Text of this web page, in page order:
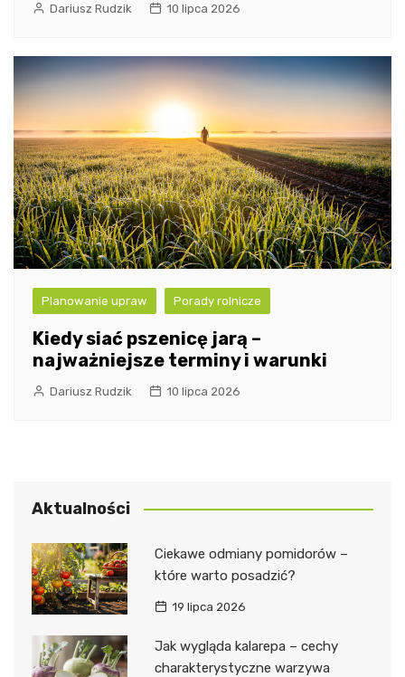
Dariusz Rudzik 10 lipca 2026
Planowanie upraw Porady rolnicze
Kiedy siać pszenicę jarą –
najważniejsze terminy i warunki
Dariusz Rudzik 10 lipca 2026
Aktualności
Ciekawe odmiany pomidorów –
które warto posadzić?
19 lipca 2026
Jak wygląda kalarepa – cechy
charakterystyczne warzywa